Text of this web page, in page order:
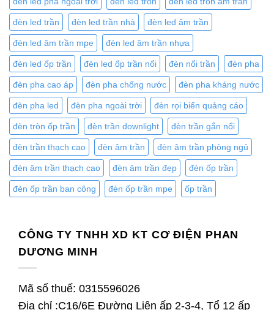
đèn led trần đèn led trần nhà đèn led âm trần
đèn led âm trần mpe đèn led âm trần nhựa
đèn led ốp trần đèn led ốp trần nổi đèn nổi trần đèn pha
đèn pha cao áp đèn pha chống nước đèn pha kháng nước
đèn pha led đèn pha ngoài trời đèn rọi biển quảng cáo
đèn tròn ốp trần đèn trần downlight đèn trần gắn nổi
đèn trần thạch cao đèn âm trần đèn âm trần phòng ngủ
đèn âm trần thạch cao đèn âm trần đẹp đèn ốp trần
đèn ốp trần ban công đèn ốp trần mpe ốp trần
CÔNG TY TNHH XD KT CƠ ĐIỆN PHAN
DƯƠNG MINH
Mã số thuế: 0315596026
Địa chỉ :C16/6E Đường Liên ấp 2-3-4, Tổ 12 ấp